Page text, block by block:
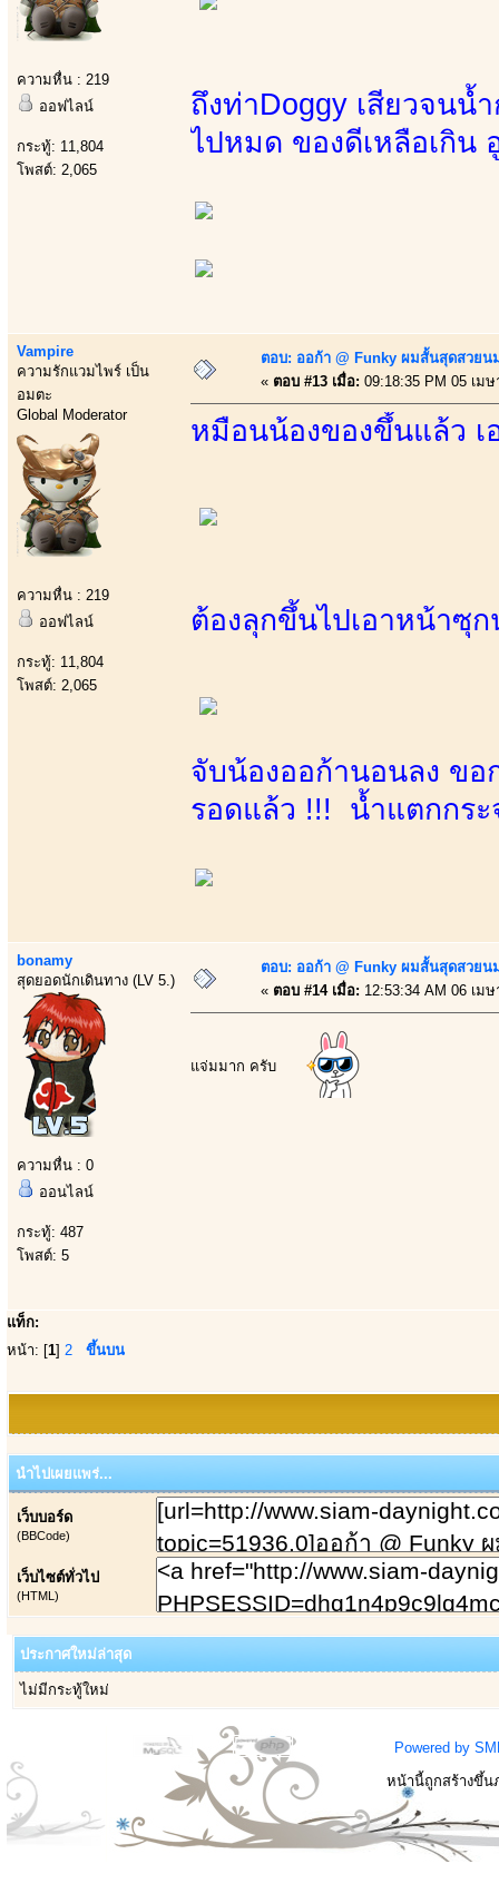
ความหื่น : 219
ออฟไลน์
กระทู้: 11,804
โพสต์: 2,065
ถึงท่าDoggy เสียวจน
ไปหมด ของดีเหลือเกิน
Vampire
ความรักแวมไพร์ เป็น
อมตะ
Global Moderator
ความหื่น : 219
ออฟไลน์
กระทู้: 11,804
โพสต์: 2,065
ตอบ: ออก้า @ Funky ผมสั้นสุดสวยน
« ตอบ #13 เมื่อ: 09:18:35 PM 05 เม
หมือนน้องของขึ้นแล้ว
ต้องลุกขึ้นไปเอาหน้าซุ
จับน้องออก้านอนลง ข
รอดแล้ว !!! น้ำแตกกระ
bonamy
สุดยอดนักเดินทาง (LV 5.)
ความหื่น : 0
ออนไลน์
กระทู้: 487
โพสต์: 5
ตอบ: ออก้า @ Funky ผมสั้นสุดสวยน
« ตอบ #14 เมื่อ: 12:53:34 AM 06 เม
แจ่มมาก ครับ
แท็ก:
หน้า: [1] 2 ขึ้นบน
นำไปเผยแพร่...
เว็บบอร์ด
(BBCode)
เว็บไซต์ทั่วไป
(HTML)
ประกาศใหม่ล่าสุด
ไม่มีกระทู้ใหม่
Powered by
หน้านี้ถูกสร้างขึ้น